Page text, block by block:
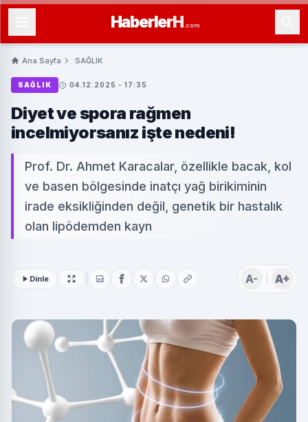
HaberlerH .com
Ana Sayfa SAĞLIK
SAĞLIK 04.12.2025 - 17:35
Diyet ve spora rağmen
incelmiyorsanız işte nedeni!
Prof. Dr. Ahmet Karacalar, özellikle bacak, kol
ve basen bölgesinde inatçı yağ birikiminin
irade eksikliğinden değil, genetik bir hastalık
olan lipödemden kayn
Dinle A- A+